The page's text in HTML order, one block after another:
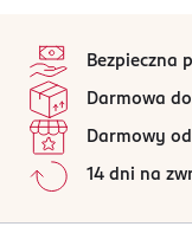
Bezpieczna
Darmowa
Darmowy
14 dni na